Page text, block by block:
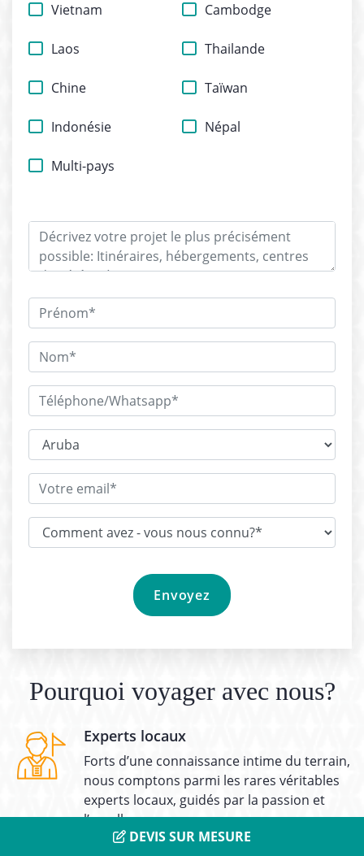
Vietnam Cambodge
Laos Thailande
Chine Taïwan
Indonésie Népal
Multi-pays
Pourquoi voyager avec nous?
Experts locaux
Forts d’une connaissance intime du terrain,
nous comptons parmi les rares véritables
experts locaux, guidés par la passion et
l’excellence.
DEVIS SUR MESURE